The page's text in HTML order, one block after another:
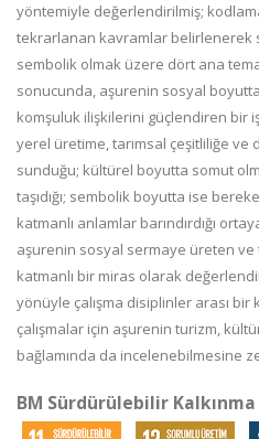
yöntemiyle değerlendirilmiş;
tekrarlanan kavramlar belirlenerek
sembolik olmak üzere dört ana tema
sonucunda, aşurenin sosyal
komşuluk ilişkilerini güçlendiren bir
yerel üretime, tarımsal çeşitliliğe ve
sunduğu; kültürel boyutta somut
taşıdığı; sembolik boyutta ise
katmanlı anlamlar barındırdığı
aşurenin sosyal sermaye üreten
katmanlı bir miras olarak
yönüyle çalışma disiplinler arası bir
çalışmalar için aşurenin turizm,
bağlamında da incelenebilmesine
BM Sürdürülebilir Kalkınma